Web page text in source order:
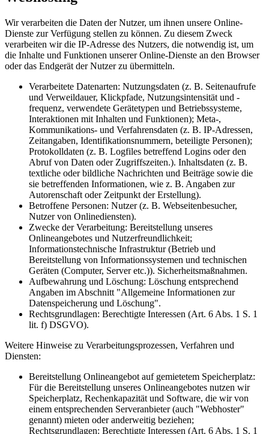
Wir verarbeiten die Daten der Nutzer, um ihnen unsere Online-
Dienste zur Verfügung stellen zu können. Zu diesem Zweck
verarbeiten wir die IP-Adresse des Nutzers, die notwendig ist, um
die Inhalte und Funktionen unserer Online-Dienste an den Browser
oder das Endgerät der Nutzer zu übermitteln.
Verarbeitete Datenarten: Nutzungsdaten (z. B. Seitenaufrufe
und Verweildauer, Klickpfade, Nutzungsintensität und -
frequenz, verwendete Gerätetypen und Betriebssysteme,
Interaktionen mit Inhalten und Funktionen); Meta-,
Kommunikations- und Verfahrensdaten (z. B. IP-Adressen,
Zeitangaben, Identifikationsnummern, beteiligte Personen);
Protokolldaten (z. B. Logfiles betreffend Logins oder den
Abruf von Daten oder Zugriffszeiten.). Inhaltsdaten (z. B.
textliche oder bildliche Nachrichten und Beiträge sowie die
sie betreffenden Informationen, wie z. B. Angaben zur
Autorenschaft oder Zeitpunkt der Erstellung).
Betroffene Personen: Nutzer (z. B. Webseitenbesucher,
Nutzer von Onlinediensten).
Zwecke der Verarbeitung: Bereitstellung unseres
Onlineangebotes und Nutzerfreundlichkeit;
Informationstechnische Infrastruktur (Betrieb und
Bereitstellung von Informationssystemen und technischen
Geräten (Computer, Server etc.)). Sicherheitsmaßnahmen.
Aufbewahrung und Löschung: Löschung entsprechend
Angaben im Abschnitt "Allgemeine Informationen zur
Datenspeicherung und Löschung".
Rechtsgrundlagen: Berechtigte Interessen (Art. 6 Abs. 1 S. 1
lit. f) DSGVO).
Weitere Hinweise zu Verarbeitungsprozessen, Verfahren und
Diensten:
Bereitstellung Onlineangebot auf gemietetem Speicherplatz:
Für die Bereitstellung unseres Onlineangebotes nutzen wir
Speicherplatz, Rechenkapazität und Software, die wir von
einem entsprechenden Serveranbieter (auch "Webhoster"
genannt) mieten oder anderweitig beziehen;
Rechtsgrundlagen: Berechtigte Interessen (Art. 6 Abs. 1 S. 1